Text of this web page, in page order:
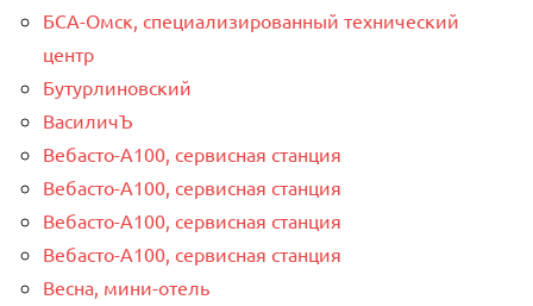
БСА-Омск, специализированный технический
центр
Бутурлиновский
ВасиличЪ
Вебасто-А100, сервисная станция
Вебасто-А100, сервисная станция
Вебасто-А100, сервисная станция
Вебасто-А100, сервисная станция
Весна, мини-отель